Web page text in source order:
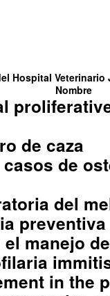
Hospital Veterinario
Nombre
de caza
de
del
manejo
in the